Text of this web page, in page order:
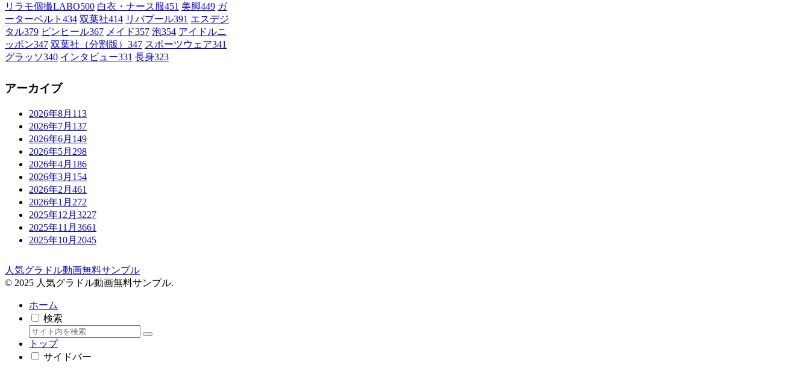
リラモ個撮LABO500 白衣・ナース服451 美脚449 ガ
ーターベルト 434 双葉社414 リバプール391 エスデジ
タル379 ピンヒール367 メイド357 泡354 アイドルニ
ッポン347 双葉社（分割版） 347 スポーツウェア341
グラッソ340 インタビュー331 長身323
アーカイブ
2026年8月 113
2026年7月 137
2026年6月 149
2026年5月 298
2026年4月 186
2026年3月 154
2026年2月 461
2026年1月 272
2025年12月 3227
2025年11月 3661
2025年10月 2045
人気グラドル動画無料サンプル
© 2025 人気グラドル動画無料サンプル.
ホーム
検索
トップ
サイドバー